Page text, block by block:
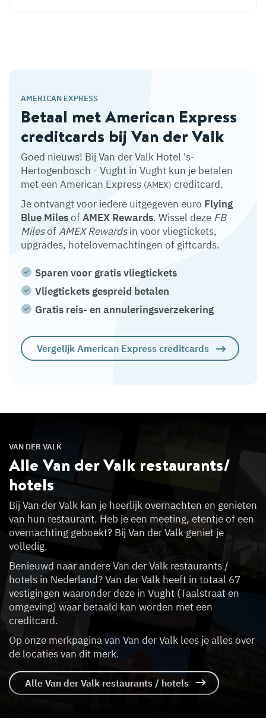
AMERICAN EXPRESS
Betaal met American Express
creditcards bij Van der Valk
Goed nieuws! Bij Van der Valk Hotel 's-
Hertogenbosch - Vught in Vught kun je betalen
met een American Express (AMEX) creditcard.
Je ontvangt voor iedere uitgegeven euro Flying
Blue MilesofAMEX Rewards. Wissel deze FB
MilesofAMEX Rewardsin voor vliegtickets,
upgrades, hotelovernachtingen of giftcards.
Sparen voor gratis vliegtickets
Vliegtickets gespreid betalen
Gratis reis- en annuleringsverzekering
Vergelijk American Express creditcards
VAN DER VALK
Alle Van der Valk restaurants/
hotels
Bij Van der Valk kan je heerlijk overnachten en genieten
van hun restaurant. Heb je een meeting, etentje of een
overnachting geboekt? Bij Van der Valk geniet je
volledig.
Benieuwd naar andere Van der Valk restaurants /
hotels in Nederland? Van der Valk heeft in totaal 67
vestigingen waaronder deze in Vught (Taalstraat en
omgeving) waar betaald kan worden met een
creditcard.
Op onze merkpagina van Van der Valk lees je alles over
de locaties van dit merk.
Alle Van der Valk restaurants / hotels